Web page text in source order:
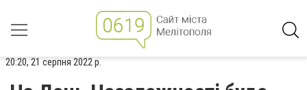
20:20, 21 серпня 2022 р.